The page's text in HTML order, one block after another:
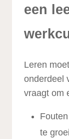
een
Leren
onderdeel
vraagt om
te